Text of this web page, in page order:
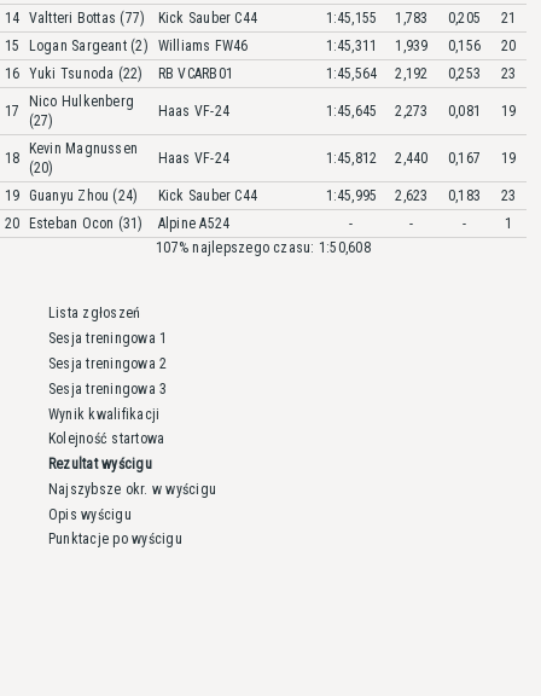
14 Valtteri Bottas (77) Kick Sauber C44 1:45,155 1,783 0,205
21
15
Logan Sargeant (2) Williams FW46 1:45,311 1,939 0,156
20
16 Yuki Tsunoda (22) RB VCARB01 1:45,564 2,192 0,253 23
17
Nico Hulkenberg
(27)
Haas VF-24 1:45,645 2,273 0,081 19
18
Kevin Magnussen
(20)
Haas VF-24 1:45,812 2,440 0,167 19
19 Guanyu Zhou (24) Kick Sauber C44 1:45,995 2,623 0,183
23
20
Esteban Ocon (31) Alpine A524 - - -
1
107% najlepszego czasu: 1:50,608
Lista zgłoszeń
Sesja treningowa 1
Sesja treningowa 2
Sesja treningowa 3
Wynik kwalifikacji
Kolejność startowa
Rezultat wyścigu
Najszybsze okr. w wyścigu
Opis wyścigu
Punktacje po wyścigu